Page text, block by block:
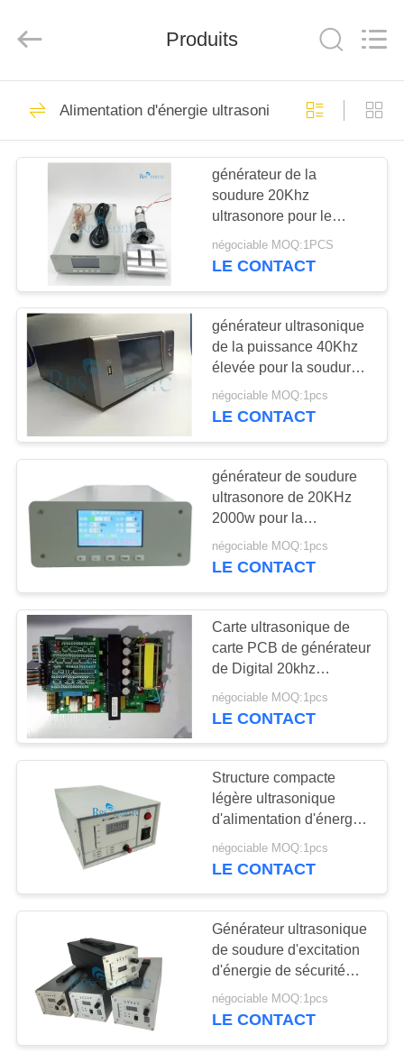
MAISON
PRODUITS
SUJET
NOUS
VISITE
D'USINE
CONTRÔLE
DE
QUALITÉ
CONTACTEZ-
NOUS
NOUVELLES
CAS
PLAN
POLITIQUE
DE
CONFIDENTIALITÉ
Co.,
Reserved.
Outil de soudure
ultrasonore
101
Transducteur de
soudure ultrasonore
51
Convertisseur de
soudure ultrasonore
17
Alimentation
d'énergie
ultrasonique
klaxon de soudure
ultrasonore
Produits
Alimentation d'énergie ultrasonique
générateur de la
soudure 20Khz
ultrasonore pour le
masque ultrasonique de
trancheuse de masque
négociable MOQ:1PCS
LE CONTACT
générateur ultrasonique
de la puissance 40Khz
élevée pour la soudure
coupant le processeur
liquide
négociable MOQ:1pcs
LE CONTACT
générateur de soudure
ultrasonore de 20KHz
2000w pour la
trancheuse de masque
négociable MOQ:1pcs
LE CONTACT
Carte ultrasonique de
carte PCB de générateur
de Digital 20khz
portative
négociable MOQ:1pcs
LE CONTACT
Structure compacte
légère ultrasonique
d'alimentation d'énergie
de soudure automatique
négociable MOQ:1pcs
LE CONTACT
Générateur ultrasonique
de soudure d'excitation
d'énergie de sécurité
ultrasonique distincte
d'alimentation
négociable MOQ:1pcs
LE CONTACT